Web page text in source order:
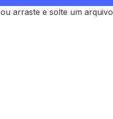
ou arraste e solte um arquivo